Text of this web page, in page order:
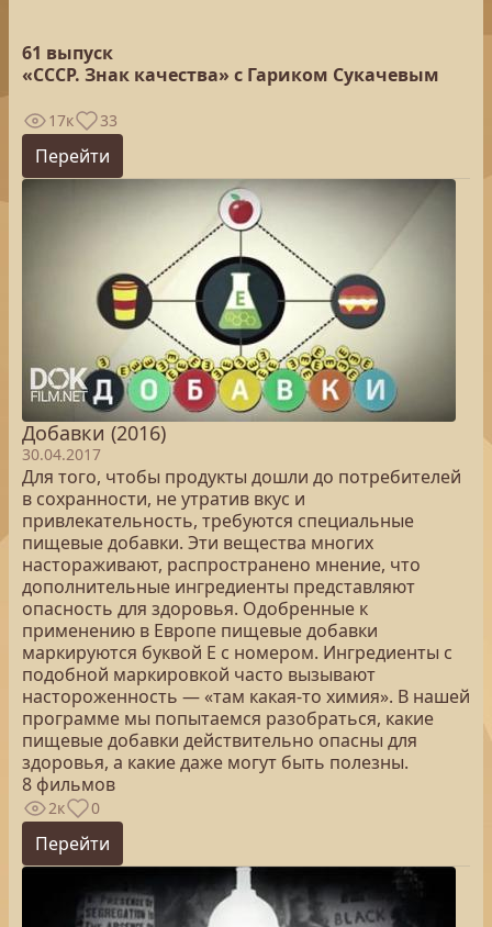
61 выпуск
«СССР. Знак качества» с Гариком Сукачевым
17к 33
Перейти
Добавки (2016)
30.04.2017
Для того, чтобы продукты дошли до потребителей
в сохранности, не утратив вкус и
привлекательность, требуются специальные
пищевые добавки. Эти вещества многих
настораживают, распространено мнение, что
дополнительные ингредиенты представляют
опасность для здоровья. Одобренные к
применению в Европе пищевые добавки
маркируются буквой Е с номером. Ингредиенты с
подобной маркировкой часто вызывают
настороженность — «там какая-то химия». В нашей
программе мы попытаемся разобраться, какие
пищевые добавки действительно опасны для
здоровья, а какие даже могут быть полезны.
8 фильмов
2к 0
Перейти